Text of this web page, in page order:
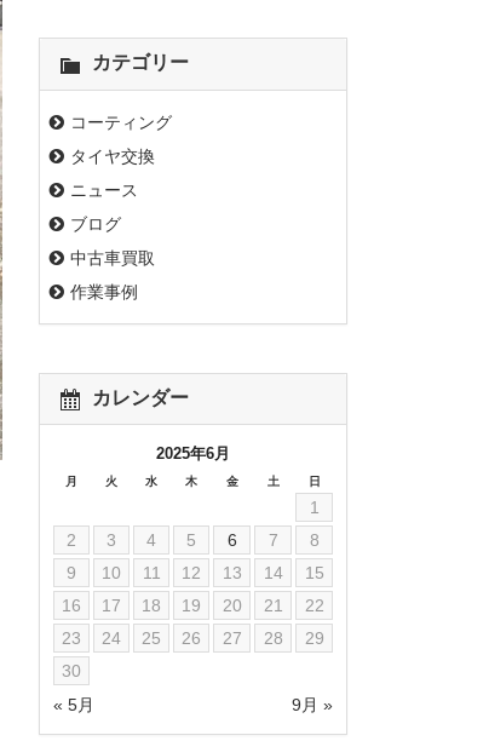
カテゴリー
コーティング
タイヤ交換
ニュース
ブログ
中古車買取
作業事例
カレンダー
2025年6月
月 火 水 木 金 土 日
« 5月 9月 »
1
2
3 4 5 6 7
8
9
10 11 12 13 14
15
16
17 18 19 20 21
22
23
24 25 26 27 28
29
30